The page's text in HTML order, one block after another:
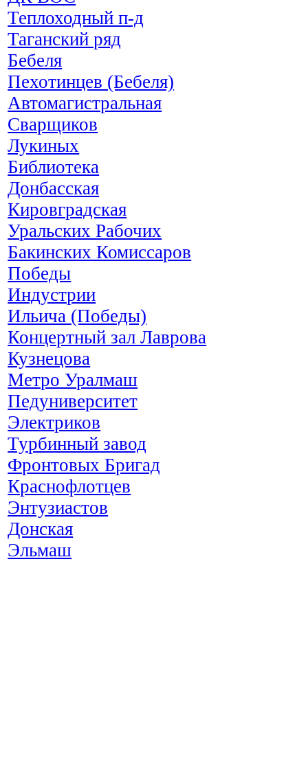
Теплоходный п-д
Таганский ряд
Бебеля
Пехотинцев (Бебеля)
Автомагистральная
Сварщиков
Лукиных
Библиотека
Донбасская
Кировградская
Уральских Рабочих
Бакинских Комиссаров
Победы
Индустрии
Ильича (Победы)
Концертный зал Лаврова
Кузнецова
Метро Уралмаш
Педуниверситет
Электриков
Турбинный завод
Фронтовых Бригад
Краснофлотцев
Энтузиастов
Донская
Эльмаш